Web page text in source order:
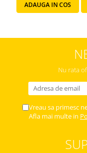
GlucozaADAUGA IN COS
Nu rata
Vreau sa primesc
Afla mai multe in